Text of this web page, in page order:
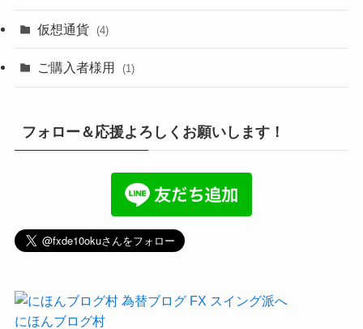
仮想通貨 (4)
ご購入者様用 (1)
フォロー＆応援よろしくお願いします！
にほんブログ村